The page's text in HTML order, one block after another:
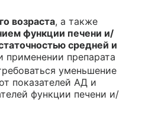
возраста, а также
функции печени и/
средней и
применении препарата
уменьшение
показателей АД и
функции печени и/